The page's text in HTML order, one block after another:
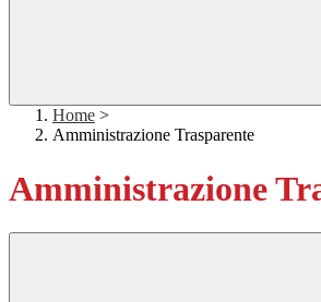
Home >
Amministrazione Trasparente
Amministrazione